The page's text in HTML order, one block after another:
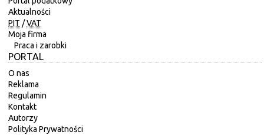
Aktualności
PIT /VAT
Moja firma
Praca i zarobki
PORTAL
O nas
Reklama
Regulamin
Kontakt
Autorzy
Polityka Prywatności